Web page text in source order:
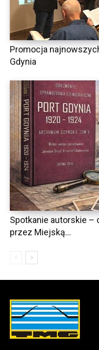
Promocja
Gdynia
Spotkanie autorskie –
przez Miejską...